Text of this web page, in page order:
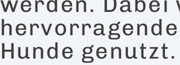
Hunde genutzt.